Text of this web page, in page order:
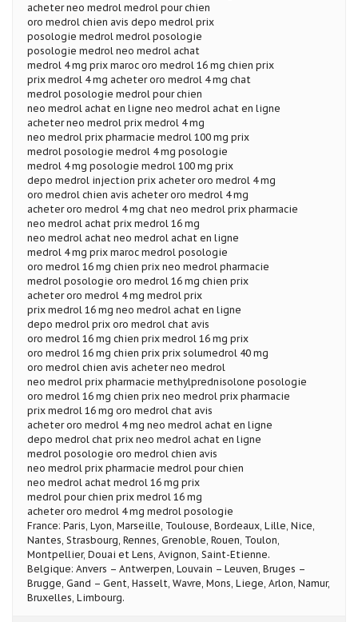
acheter neo medrol medrol pour chien
oro medrol chien avis depo medrol prix
posologie medrol medrol posologie
posologie medrol neo medrol achat
medrol 4 mg prix maroc oro medrol 16 mg chien prix
prix medrol 4 mg acheter oro medrol 4 mg chat
medrol posologie medrol pour chien
neo medrol achat en ligne neo medrol achat en ligne
acheter neo medrol prix medrol 4 mg
neo medrol prix pharmacie medrol 100 mg prix
medrol posologie medrol 4 mg posologie
medrol 4 mg posologie medrol 100 mg prix
depo medrol injection prix acheter oro medrol 4 mg
oro medrol chien avis acheter oro medrol 4 mg
acheter oro medrol 4 mg chat neo medrol prix pharmacie
neo medrol achat prix medrol 16 mg
neo medrol achat neo medrol achat en ligne
medrol 4 mg prix maroc medrol posologie
oro medrol 16 mg chien prix neo medrol pharmacie
medrol posologie oro medrol 16 mg chien prix
acheter oro medrol 4 mg medrol prix
prix medrol 16 mg neo medrol achat en ligne
depo medrol prix oro medrol chat avis
oro medrol 16 mg chien prix medrol 16 mg prix
oro medrol 16 mg chien prix prix solumedrol 40 mg
oro medrol chien avis acheter neo medrol
neo medrol prix pharmacie methylprednisolone posologie
oro medrol 16 mg chien prix neo medrol prix pharmacie
prix medrol 16 mg oro medrol chat avis
acheter oro medrol 4 mg neo medrol achat en ligne
depo medrol chat prix neo medrol achat en ligne
medrol posologie oro medrol chien avis
neo medrol prix pharmacie medrol pour chien
neo medrol achat medrol 16 mg prix
medrol pour chien prix medrol 16 mg
acheter oro medrol 4 mg medrol posologie
France: Paris, Lyon, Marseille, Toulouse, Bordeaux, Lille, Nice,
Nantes, Strasbourg, Rennes, Grenoble, Rouen, Toulon,
Montpellier, Douai et Lens, Avignon, Saint-Etienne.
Belgique: Anvers – Antwerpen, Louvain – Leuven, Bruges –
Brugge, Gand – Gent, Hasselt, Wavre, Mons, Liege, Arlon, Namur,
Bruxelles, Limbourg.